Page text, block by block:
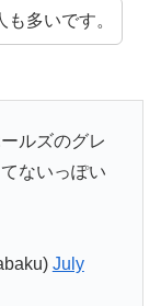
多いです。
ルズのグレ
ないっぽい
July